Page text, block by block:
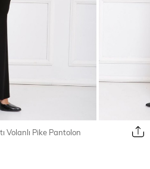
Volanlı Pike Pantolon